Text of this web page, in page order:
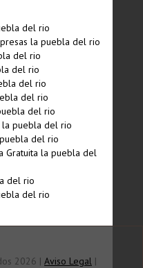
del rio
la puebla del rio
del rio
del rio
del rio
del rio
del rio
la puebla del rio
del rio
Gratuita la puebla del
del rio
del rio
2026 | Aviso Legal |